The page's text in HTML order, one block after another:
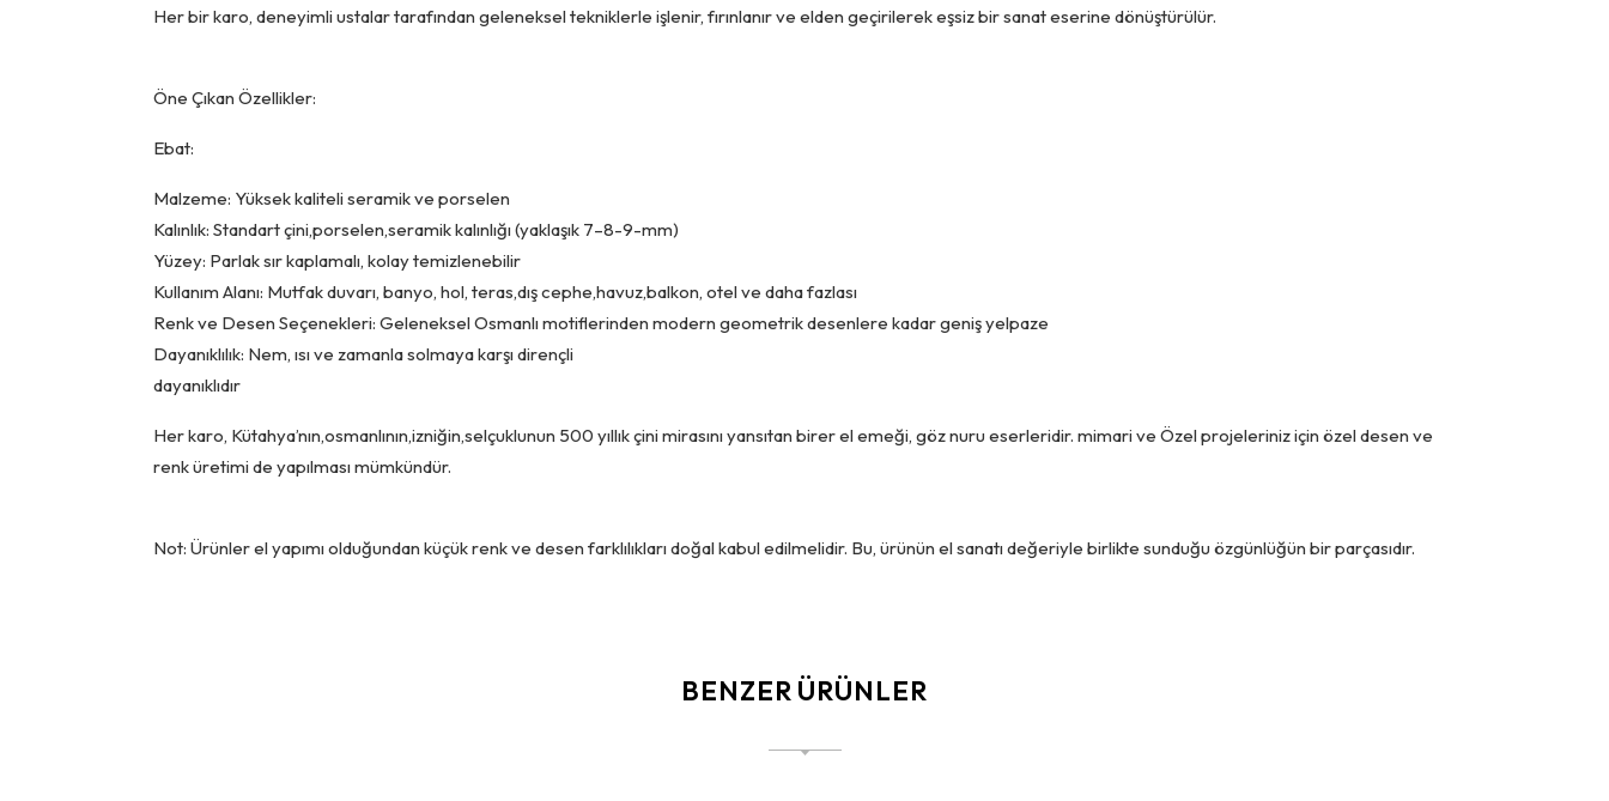
Her bir karo, deneyimli ustalar tarafından geleneksel tekniklerle işlenir, fırınlanır ve elden geçirilerek eşsiz bir sanat eserine dönüştürülür.
Öne Çıkan Özellikler:
Ebat:
Malzeme: Yüksek kaliteli seramik ve porselen
Kalınlık: Standart çini,porselen,seramik kalınlığı (yaklaşık 7–8-9-mm)
Yüzey: Parlak sır kaplamalı, kolay temizlenebilir
Kullanım Alanı: Mutfak duvarı, banyo, hol, teras,dış cephe,havuz,balkon, otel ve daha fazlası
Renk ve Desen Seçenekleri: Geleneksel Osmanlı motiflerinden modern geometrik desenlere kadar geniş yelpaze
Dayanıklılık: Nem, ısı ve zamanla solmaya karşı dirençli
dayanıklıdır
Her karo, Kütahya’nın,osmanlının,izniğin,selçuklunun 500 yıllık çini mirasını yansıtan birer el emeği, göz nuru eserleridir. mimari ve Özel projeleriniz için özel desen ve
renk üretimi de yapılması mümkündür.
Not: Ürünler el yapımı olduğundan küçük renk ve desen farklılıkları doğal kabul edilmelidir. Bu, ürünün el sanatı değeriyle birlikte sunduğu özgünlüğün bir parçasıdır.
BENZER ÜRÜNLER